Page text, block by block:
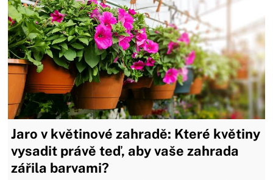
Jaro v květinové zahradě: Které květiny
vysadit právě teď, aby vaše zahrada
zářila barvami?